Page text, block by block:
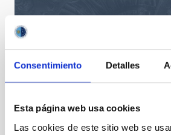
Consentimiento Detalles
Esta página web usa cookies
Las cookies de este sitio web se